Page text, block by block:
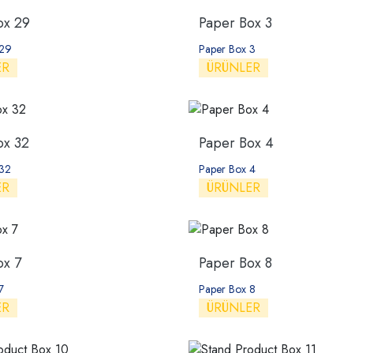
29 Paper Box 3
Paper Box 3
ÜRÜNLER
32 Paper Box 4
Paper Box 4
ÜRÜNLER
7 Paper Box 8
Paper Box 8
ÜRÜNLER